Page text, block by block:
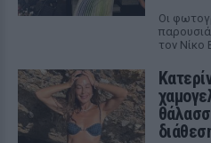
Οι
τον Νίκο